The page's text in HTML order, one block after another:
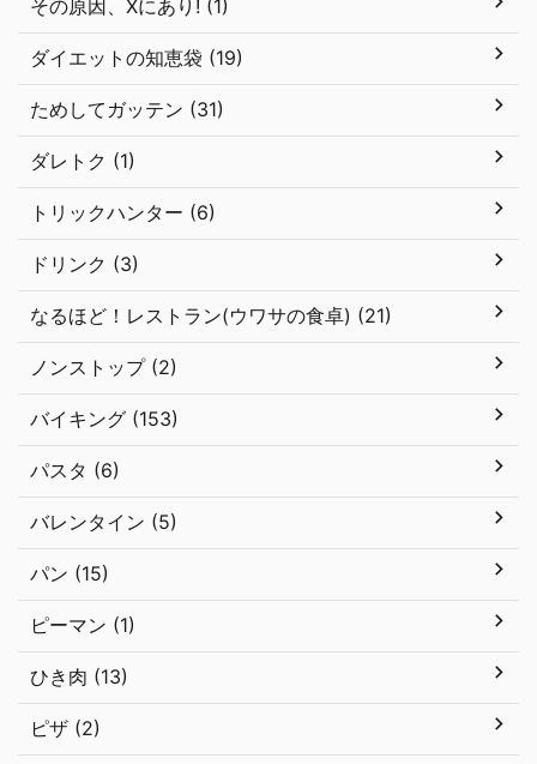
その原因、Xにあり! (1)
ダイエットの知恵袋 (19)
ためしてガッテン (31)
ダレトク (1)
トリックハンター (6)
ドリンク (3)
なるほど！レストラン(ウワサの食卓) (21)
ノンストップ (2)
バイキング (153)
パスタ (6)
バレンタイン (5)
パン (15)
ピーマン (1)
ひき肉 (13)
ピザ (2)